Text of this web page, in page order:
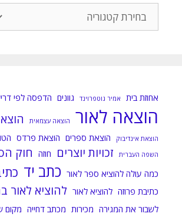
הפוסטים
אחוזת בית אמיר גוטפרוינד גוונים הדפסה לפי
הוצאה לאור הוצאה עצמאית
הוצאת אינדיבוק הוצאת ספרים הוצאת פרדס
השפה העברית זכויות יוצרים חוזה חוק
כמה עולה להוציא ספר לאור כתב יד
כתיבת פרוזה להוציא לאור להוציא לאור
לשבור את המגירה מכירות מכתב דחייה מקום